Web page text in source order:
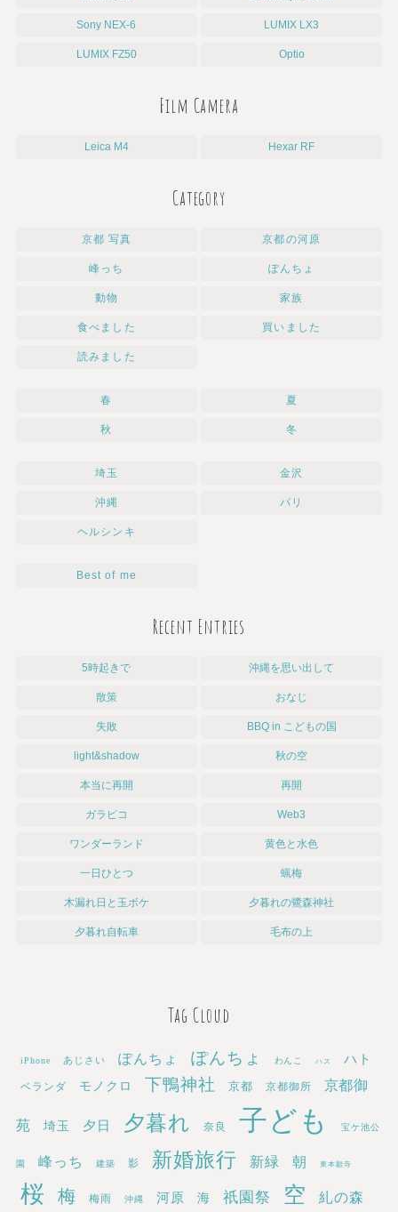
Sony NEX-6 LUMIX LX3
LUMIX FZ50 Optio
Film Camera
Leica M4 Hexar RF
Category
京都 写真 京都の河原
峰っち ぽんちょ
動物 家族
食べました 買いました
読みました
春 夏
秋 冬
埼玉 金沢
沖縄 パリ
ヘルシンキ
Best of me
Recent Entries
5時起きで 沖縄を思い出して
散策 おなじ
失敗 BBQ in こどもの国
light&shadow 秋の空
本当に再開 再開
ガラピコ Web3
ワンダーランド 黄色と水色
一日ひとつ 蝋梅
木漏れ日と玉ボケ 夕暮れの鷺森神社
夕暮れ自転車 毛布の上
Tag Cloud
iPhone あじさい ぽんちょ ぽんちょ わんこ ハス ハト
ベランダ モノクロ 下鴨神社 京都 京都御所 京都御
苑 埼玉 夕日 夕暮れ 奈良 子ども 宝ケ池公
園 峰っち 建築 影 新婚旅行 新緑 朝 東本願寺
桜 梅 梅雨 沖縄 河原 海 祇園祭 空 糺の森